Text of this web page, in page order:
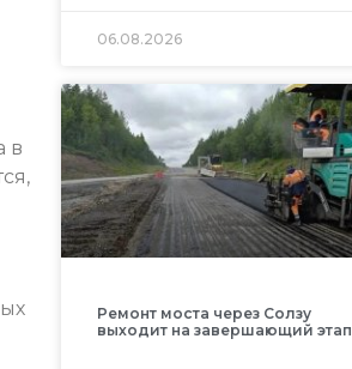
в
06.08.2026
Ремонт моста через Солзу
выходит на завершающий этап